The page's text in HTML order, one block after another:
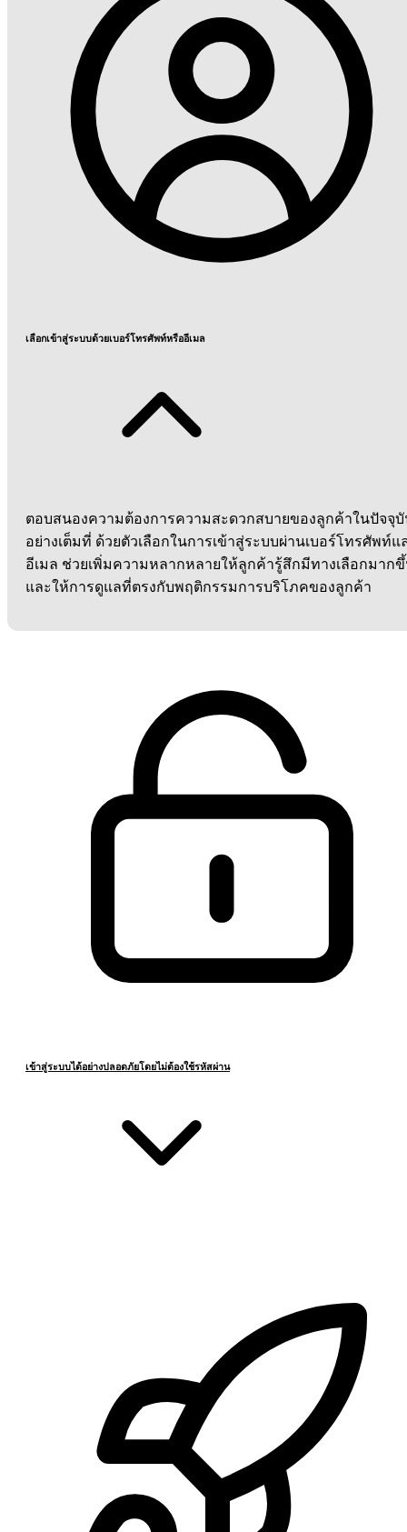
เลือกเข้าสู่ระบบด้วยเบอร์โทรศัพท์หรืออีเมล
ตอบสนองความต้องการความสะดวกสบายของลูกค้าในปัจจุ
อย่างเต็มที่ ด้วยตัวเลือกในการเข้าสู่ระบบผ่านเบอร์โทรศัพท์แ
อีเมล ช่วยเพิ่มความหลากหลายให้ลูกค้ารู้สึกมีทางเลือกมาก
และให้การดูแลที่ตรงกับพฤติกรรมการบริโภคของลูกค้า
เข้าสู่ระบบได้อย่างปลอดภัยโดยไม่ต้องใช้รหัสผ่าน